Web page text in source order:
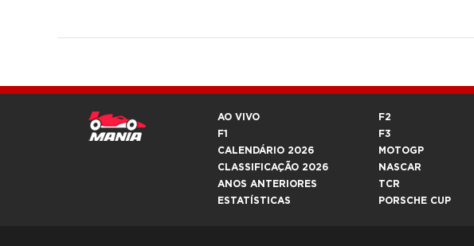
AO VIVO
F1
CALENDÁRIO 2026
CLASSIFICAÇÃO 2026
ANOS ANTERIORES
ESTATÍSTICAS
F2
F3
MOTOGP
NASCAR
TCR
PORSCHE CUP